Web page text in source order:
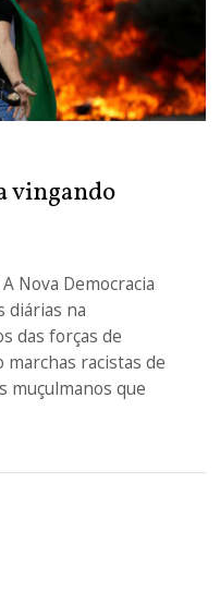
vingando
Nova Democracia
diárias na
das forças de
marchas racistas de
muçulmanos que